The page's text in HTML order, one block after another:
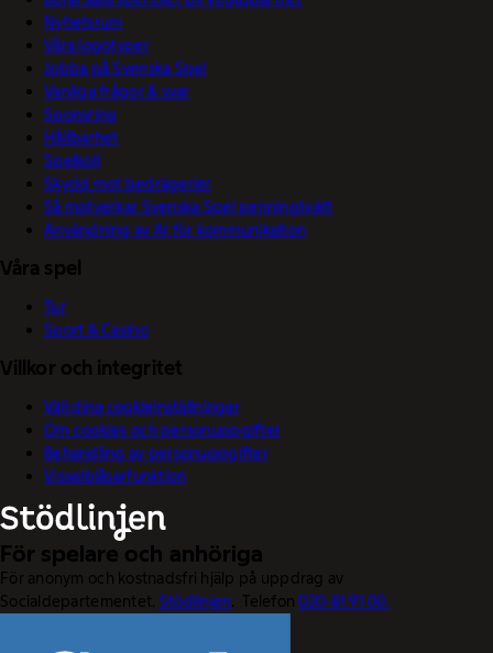
Nyhetsrum
Våra logotyper
Jobba på Svenska Spel
Vanliga frågor & svar
Sponsring
Hållbarhet
Spelkoll
Skydd mot bedrägerier
Så motverkar Svenska Spel penningtvätt
Användning av AI för kommunikation
Våra spel
Tur
Sport & Casino
Villkor och integritet
Välj dina cookieinställningar
Om cookies och personuppgifter
Behandling av personuppgifter
Visselblåsarfunktion
För spelare och anhöriga
För anonym och kostnadsfri hjälp på uppdrag av
Socialdepartementet. Stödlinjen. Telefon020-81 91 00.